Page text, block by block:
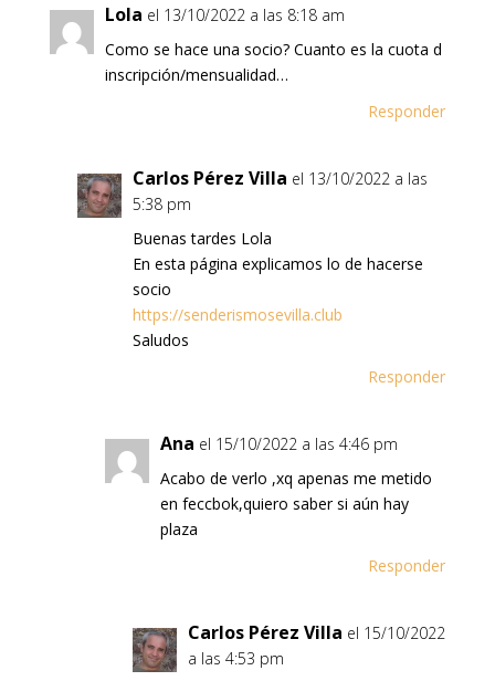
Lola el 13/10/2022 a las 8:18 am
Como se hace una socio? Cuanto es la cuota d
inscripción/mensualidad…
Responder
Carlos Pérez Villa el 13/10/2022 a las
5:38 pm
Buenas tardes Lola
En esta página explicamos lo de hacerse
socio
https://senderismosevilla.club
Saludos
Responder
Ana el 15/10/2022 a las 4:46 pm
Acabo de verlo ,xq apenas me metido
en feccbok,quiero saber si aún hay
plaza
Responder
Carlos Pérez Villa el 15/10/2022
a las 4:53 pm